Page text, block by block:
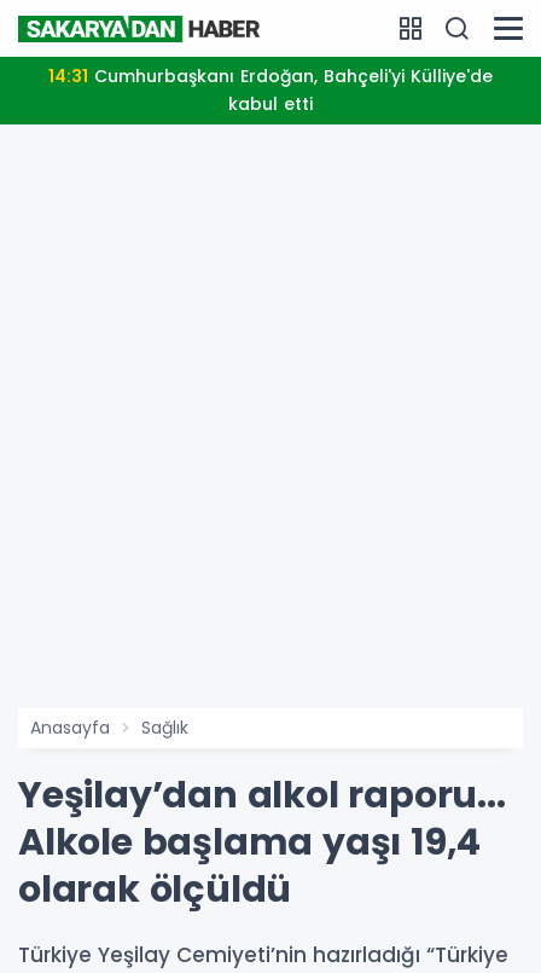
14:31
kabul etti
Anasayfa Sağlık
Yeşilay’dan alkol raporu...
Alkole başlama yaşı 19,4
olarak ölçüldü
Türkiye Yeşilay Cemiyeti’nin hazırladığı “Türkiye